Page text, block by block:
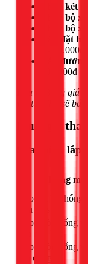
Thay két
Thay bộ xả
Thay bộ
Lắp đặt
1.400.000đ
Lắp
600.000đ
Lưu ý: Bảng giá
vật tư. Thợ sẽ
Bảng giá
Sửa chữa, lắp
Hạng mục
Lắp đặt hệ thống
nhà vệ sinh
Lắp đường ống
Lắp đường ống
gia dụng